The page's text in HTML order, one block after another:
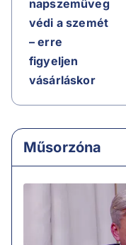
napszemüveg
védi a szemét
– erre
figyeljen
vásárláskor
Műsorzóna